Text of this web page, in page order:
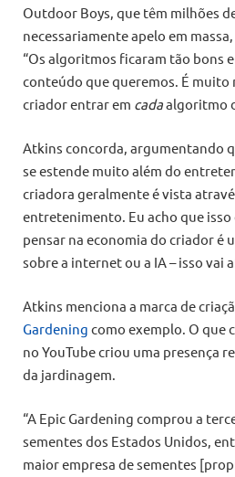
Outdoor Boys, que têm milhões
necessariamente apelo em
“Os algoritmos ficaram tão bons
conteúdo que queremos. É muito
criador entrar em cadaalgoritmo
Atkins concorda, argumentando
se estende muito além do
criadora geralmente é vista
entretenimento. Eu acho que
pensar na economia do criador é
sobre a internet ou a IA – isso vai
Atkins menciona a marca de
Gardening como exemplo. O que
no YouTube criou uma presença
da jardinagem.
“A Epic Gardening comprou a
sementes dos Estados Unidos,
maior empresa de sementes